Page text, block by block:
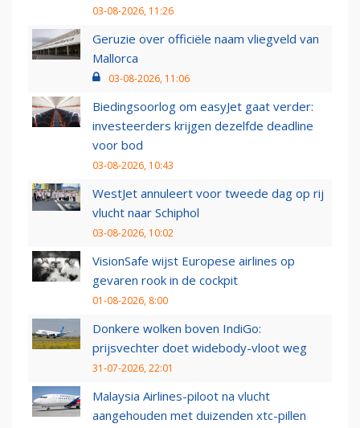
03-08-2026, 11:26
Geruzie over officiële naam vliegveld van
Mallorca
03-08-2026, 11:06
Biedingsoorlog om easyJet gaat verder:
investeerders krijgen dezelfde deadline
voor bod
03-08-2026, 10:43
WestJet annuleert voor tweede dag op rij
vlucht naar Schiphol
03-08-2026, 10:02
VisionSafe wijst Europese airlines op
gevaren rook in de cockpit
01-08-2026, 8:00
Donkere wolken boven IndiGo:
prijsvechter doet widebody-vloot weg
31-07-2026, 22:01
Malaysia Airlines-piloot na vlucht
aangehouden met duizenden xtc-pillen